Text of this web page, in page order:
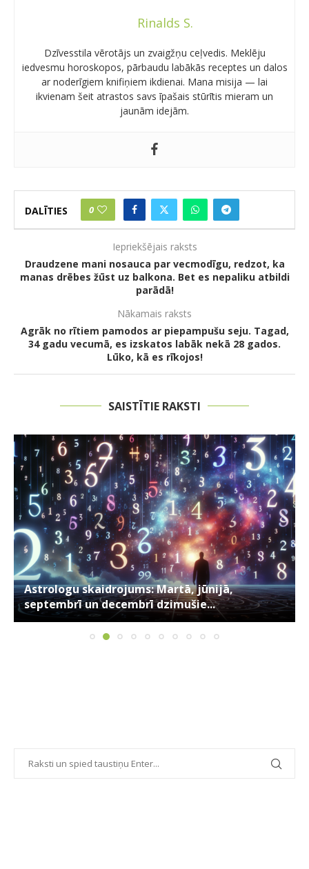
Rinalds S.
Dzīvesstila vērotājs un zvaigžņu ceļvedis. Meklēju
iedvesmu horoskopos, pārbaudu labākās receptes un dalos
ar noderīgiem knifiņiem ikdienai. Mana misija — lai
ikvienam šeit atrastos savs īpašais stūrītis mieram un
jaunām idejām.
DALĪTIES 0
Iepriekšējais raksts
Draudzene mani nosauca par vecmodīgu, redzot, ka
manas drēbes žūst uz balkona. Bet es nepaliku atbildi
parādā!
Nākamais raksts
Agrāk no rītiem pamodos ar piepampušu seju. Tagad,
34 gadu vecumā, es izskatos labāk nekā 28 gados.
Lūko, kā es rīkojos!
SAISTĪTIE RAKSTI
Astrologu skaidrojums: Martā, jūnijā,
septembrī un decembrī dzimušie...